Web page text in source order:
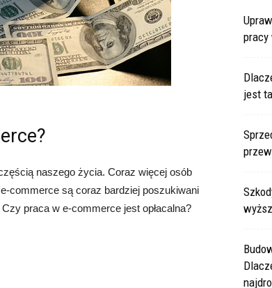
naszego życia. Coraz więcej osób
commerce są coraz bardziej poszukiwani
praca w e-commerce jest opłacalna?
pracy
jest